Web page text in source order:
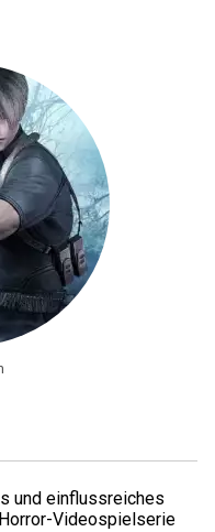
und einflussreiches
Videospielserie